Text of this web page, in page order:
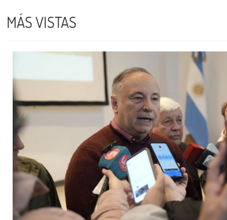
MÁS VISTAS